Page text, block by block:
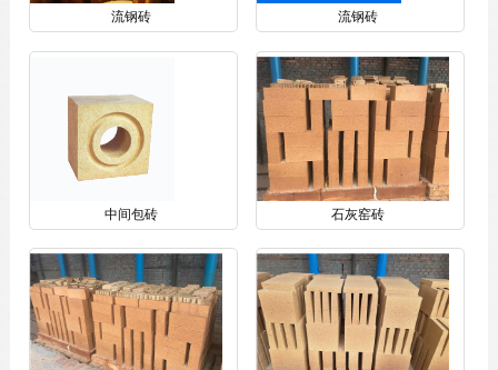
流钢砖 流钢砖
中间包砖 石灰窑砖